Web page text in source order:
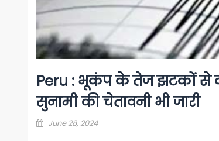
Peru : भूकंप के तेज झटकों से
सुनामी की चेतावनी भी जारी
Posted
June 28, 2024